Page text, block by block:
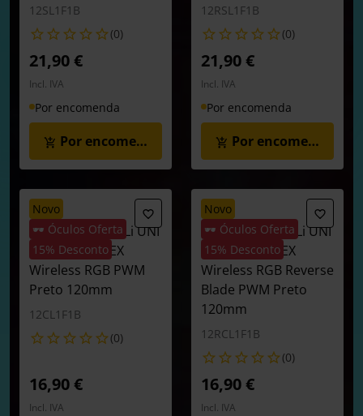
12SL1F1B
(0)
21,90 €
Incl. IVA
Por encomenda
Por encomenda
12RSL1F1B
(0)
21,90 €
Incl. IVA
Por encomenda
Por encomenda
novo
🕶️ Óculos Oferta
15% Desconto
Ventoinha Lian Li UNI
FAN CL120 FLEX
Wireless RGB PWM
Preto 120mm
12CL1F1B
(0)
16,90 €
Incl. IVA
novo
🕶️ Óculos Oferta
15% Desconto
Ventoinha Lian Li UNI
FAN CL120 FLEX
Wireless RGB Reverse
Blade PWM Preto
120mm
12RCL1F1B
(0)
16,90 €
Incl. IVA